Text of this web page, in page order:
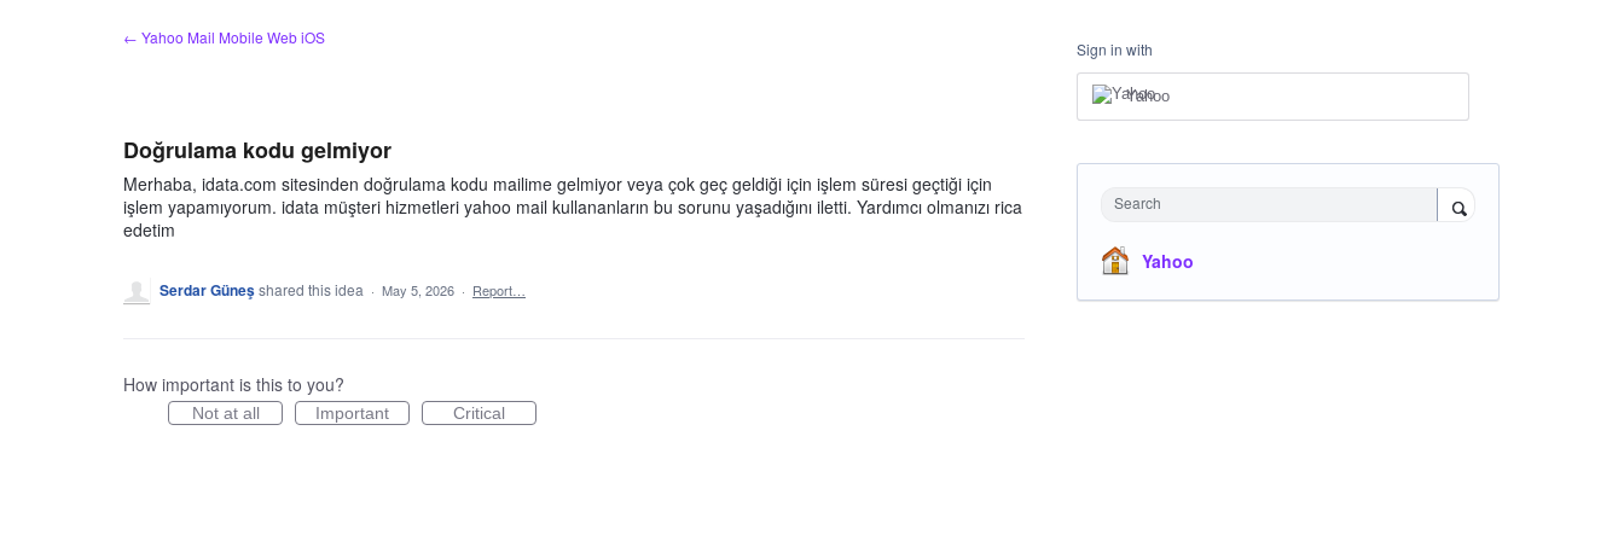
← Yahoo Mail Mobile Web iOS
Doğrulama kodu gelmiyor
Merhaba, idata.com sitesinden doğrulama kodu mailime gelmiyor veya çok geç geldiği için işlem süresi geçtiği için
işlem yapamıyorum. idata müşteri hizmetleri yahoo mail kullananların bu sorunu yaşadığını iletti. Yardımcı olmanızı rica
edetim
Serdar Güneşshared this idea · May 5, 2026 · Report…
How important is this to you?
Not at all Important Critical
Sign in with
Yahoo
Search
Yahoo